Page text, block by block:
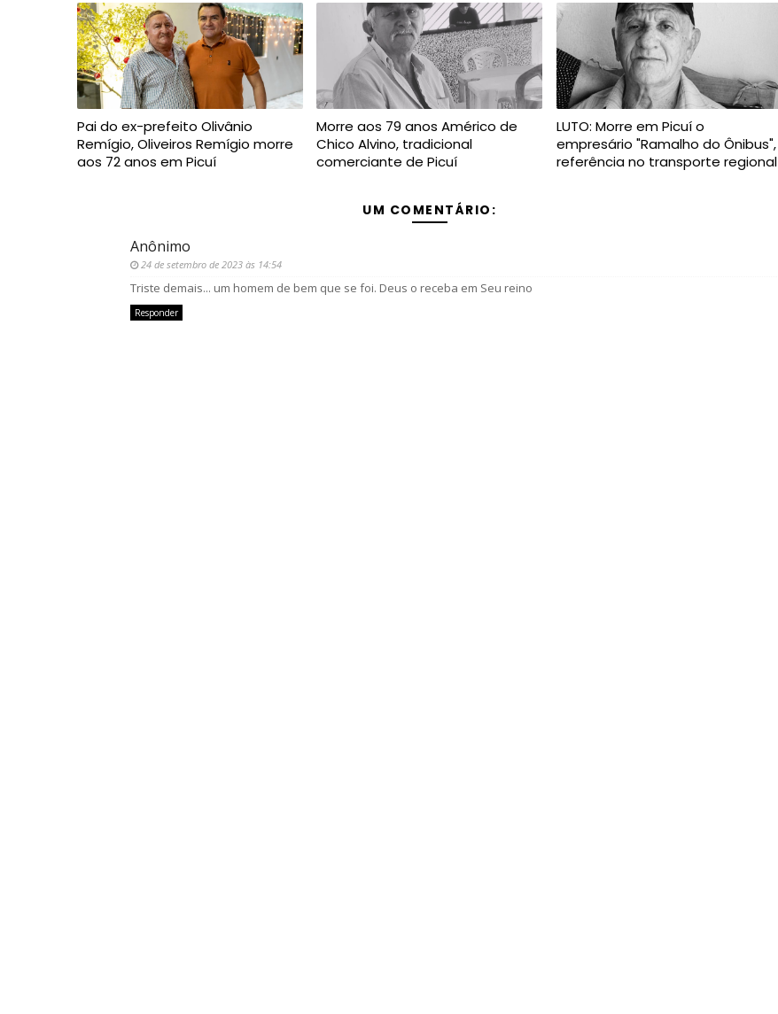
Pai do ex-prefeito Olivânio
Remígio, Oliveiros Remígio morre
aos 72 anos em Picuí
Morre aos 79 anos Américo de
Chico Alvino, tradicional
comerciante de Picuí
LUTO: Morre em Picuí o
empresário "Ramalho do Ônibus",
referência no transporte regional
UM COMENTÁRIO:
Anônimo
24 de setembro de 2023 às 14:54
Triste demais... um homem de bem que se foi. Deus o receba em Seu reino
Responder